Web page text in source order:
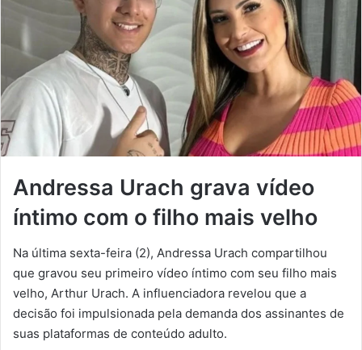
Andressa Urach grava vídeo
íntimo com o filho mais velho
Na última sexta-feira (2), Andressa Urach compartilhou
que gravou seu primeiro vídeo íntimo com seu filho mais
velho, Arthur Urach. A influenciadora revelou que a
decisão foi impulsionada pela demanda dos assinantes de
suas plataformas de conteúdo adulto.